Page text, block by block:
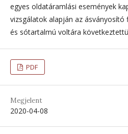
egyes oldatáramlási események
vizsgálatok alapján az
és sótartalmú voltára
PDF
Megjelent
2020-04-08